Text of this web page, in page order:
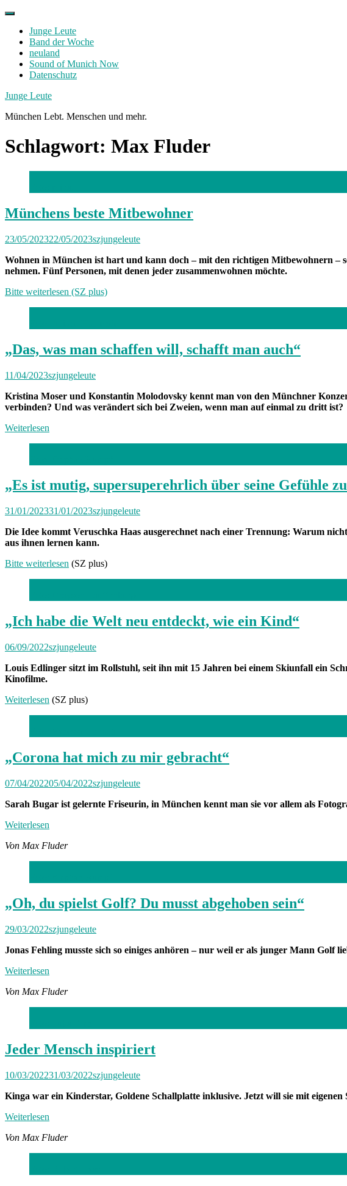
Skip
contentJunge Leute
Band der Woche
neuland
Sound of Munich Now
Datenschutz
Facebook
Twitter
Instagram
Junge Leute
München Lebt. Menschen und mehr.
Schlagwort: Max Fluder
Münchens beste Mitbewohner
23/05/202322/05/2023szjungeleute
Wohnen in München ist hart und kann doch – mit den richtigen Mitbewohnern –
nehmen. Fünf Personen, mit denen jeder zusammenwohnen möchte.
Bitte weiterlesen (SZ plus)
„Das, was man schaffen will, schafft man auch“
11/04/2023szjungeleute
Kristina Moser und Konstantin Molodovsky kennt man von den Münchner
verbinden? Und was verändert sich bei Zweien, wenn man auf einmal zu dritt ist?
Weiterlesen
„Es ist mutig, supersuperehrlich über seine Gefühle
31/01/202331/01/2023szjungeleute
Die Idee kommt Veruschka Haas ausgerechnet nach einer Trennung: Warum
aus ihnen lernen kann.
Bitte weiterlesen (SZ plus)
„Ich habe die Welt neu entdeckt, wie ein Kind“
06/09/2022szjungeleute
Louis Edlinger sitzt im Rollstuhl, seit ihn mit 15 Jahren bei einem Skiunfall ein
Kinofilme.
Weiterlesen (SZ plus)
„Corona hat mich zu mir gebracht“
07/04/202205/04/2022szjungeleute
Sarah Bugar ist gelernte Friseurin, in München kennt man sie vor allem als
Weiterlesen
Von Max Fluder
„Oh, du spielst Golf? Du musst abgehoben sein“
29/03/2022szjungeleute
Jonas Fehling musste sich so einiges anhören – nur weil er als junger Mann
Weiterlesen
Von Max Fluder
Jeder Mensch inspiriert
10/03/202231/03/2022szjungeleute
Kinga war ein Kinderstar, Goldene Schallplatte inklusive. Jetzt will sie mit
Weiterlesen
Von Max Fluder